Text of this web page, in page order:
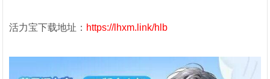
活力宝下载地址： https://lhxm.link/hlb